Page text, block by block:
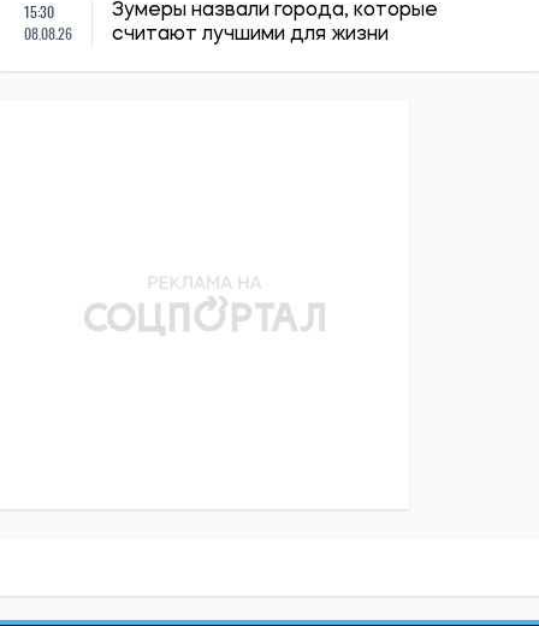
15:30
08.08.26
Зумеры назвали города, которые
считают лучшими для жизни